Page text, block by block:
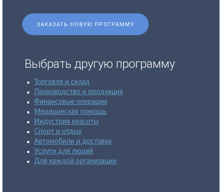
ЗАКАЗАТЬ НОВУЮ ПРОГРАММУ
Выбрать другую программу
Торговля и склад
Производство и продукция
Финансовые операции
Медицинская помощь
Индустрия красоты
Спорт и отдых
Автомобили и доставка
Услуги для людей
Для каждой организации